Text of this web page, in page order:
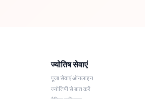
ज्योतिष सेवाएं
पूजा सेवाएं ऑनलाइन
ज्योतिषी से बात करें
दैनिक राशिफल